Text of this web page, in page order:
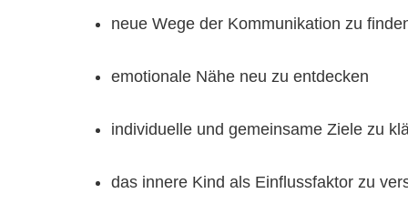
neue Wege der Kommunikation zu
emotionale Nähe neu zu entdecken
individuelle und gemeinsame Ziele zu
das innere Kind als Einflussfaktor zu